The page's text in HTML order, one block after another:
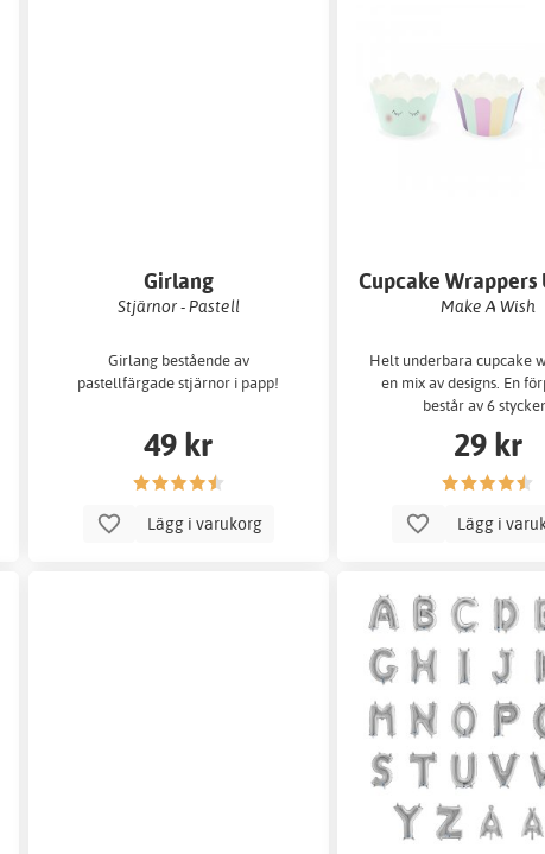
Girlang
Stjärnor - Pastell
Girlang bestående av
pastellfärgade stjärnor i papp!
49 kr
Lägg i varukorg
Cupcake Wrappers
Make A Wish
Helt underbara cupcake
en mix av designs. En
består av 6
29 kr
Lägg i